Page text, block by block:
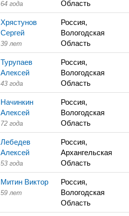
64 года
Область
Хрястунов
Сергей
39 лет
Россия,
Вологодская
Область
Турупаев
Алексей
43 года
Россия,
Вологодская
Область
Начинкин
Алексей
72 года
Россия,
Вологодская
Область
Лебедев
Алексей
53 года
Россия,
Архангельская
Область
Митин Виктор
59 лет
Россия,
Вологодская
Область